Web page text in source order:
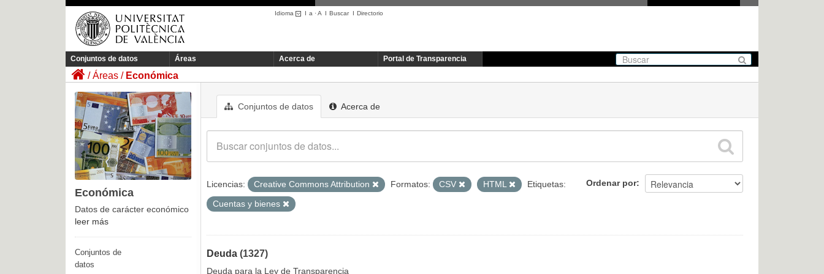
Idioma I a ·A I BuscarI Directorio
Conjuntos de datos Áreas Acerca de Portal de Transparencia
Áreas Económica
Conjuntos de datos Acerca de
Ordenar por
Licencias: Creative Commons Attribution Formatos: CSV HTML
Etiquetas:
Cuentas y bienes
Deuda (1327)
Deuda para la Ley de Transparencia
Económica
Datos de carácter económico
leer más
Conjuntos de
datos